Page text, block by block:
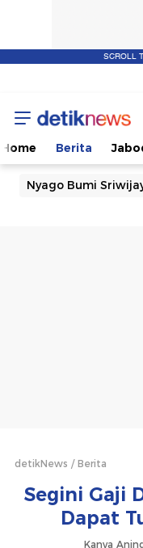
SCROLL
Home Berita
Nyago Bumi
detikNews Berita
Segini Gaji
Dapat
Kanya